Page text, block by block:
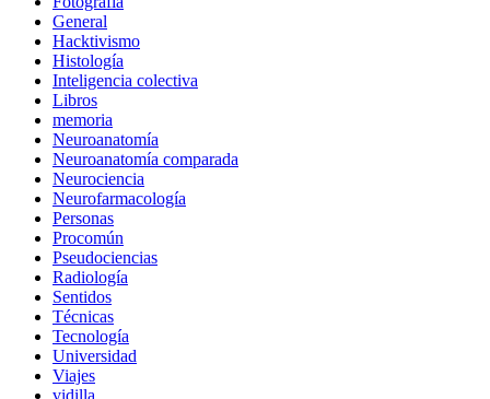
General
Hacktivismo
Histología
Inteligencia colectiva
Libros
memoria
Neuroanatomía
Neuroanatomía comparada
Neurociencia
Neurofarmacología
Personas
Procomún
Pseudociencias
Radiología
Sentidos
Técnicas
Tecnología
Universidad
Viajes
vidilla